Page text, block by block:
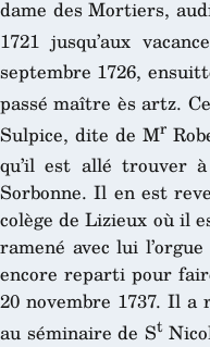
dame des Mortiers,
1721 jusqu’aux
septembre 1726,
passé maître ès artz.
Sulpice, dite de Mr
qu’il est allé trouver
Sorbonne. Il en est
colège de Lizieux où il
ramené avec lui
encore reparti pour
20 novembre 1737. Il
au séminaire de St